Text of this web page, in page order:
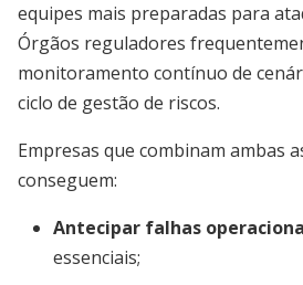
equipes mais preparadas para
Órgãos reguladores
monitoramento contínuo de
ciclo de gestão de riscos.
Empresas que combinam ambas
conseguem:
Antecipar falhas
essenciais;